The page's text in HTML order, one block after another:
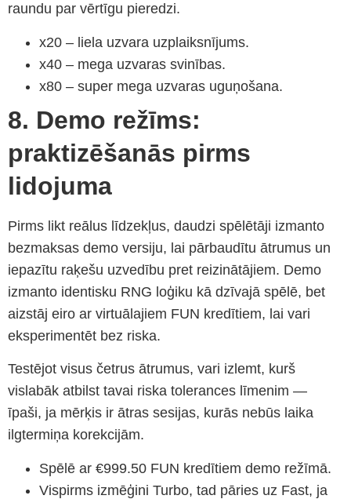
raundu par vērtīgu pieredzi.
x20 – liela uzvara uzplaiksnījums.
x40 – mega uzvaras svinības.
x80 – super mega uzvaras uguņošana.
8. Demo režīms:
praktizēšanās pirms
lidojuma
Pirms likt reālus līdzekļus, daudzi spēlētāji izmanto
bezmaksas demo versiju, lai pārbaudītu ātrumus un
iepazītu raķešu uzvedību pret reizinātājiem. Demo
izmanto identisku RNG loģiku kā dzīvajā spēlē, bet
aizstāj eiro ar virtuālajiem FUN kredītiem, lai vari
eksperimentēt bez riska.
Testējot visus četrus ātrumus, vari izlemt, kurš
vislabāk atbilst tavai riska tolerances līmenim —
īpaši, ja mērķis ir ātras sesijas, kurās nebūs laika
ilgtermiņa korekcijām.
Spēlē ar €999.50 FUN kredītiem demo režīmā.
Vispirms izmēģini Turbo, tad pāries uz Fast, ja